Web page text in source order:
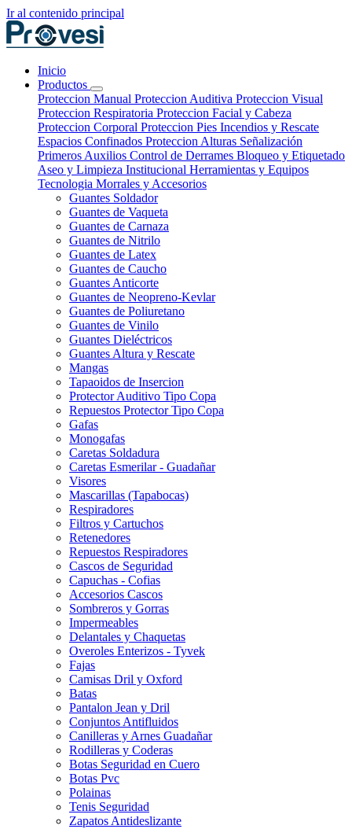
Ir al contenido principal
Inicio
Productos
Proteccion Manual Proteccion Auditiva Proteccion Visual
Proteccion Respiratoria Proteccion Facial y Cabeza
Proteccion Corporal Proteccion Pies Incendios y Rescate
Espacios Confinados Proteccion Alturas Señalización
Primeros Auxilios Control de Derrames Bloqueo y Etiquetado
Aseo y Limpieza Institucional Herramientas y Equipos
Tecnologia Morrales y Accesorios
Guantes Soldador
Guantes de Vaqueta
Guantes de Carnaza
Guantes de Nitrilo
Guantes de Latex
Guantes de Caucho
Guantes Anticorte
Guantes de Neopreno-Kevlar
Guantes de Poliuretano
Guantes de Vinilo
Guantes Dieléctricos
Guantes Altura y Rescate
Mangas
Tapaoidos de Insercion
Protector Auditivo Tipo Copa
Repuestos Protector Tipo Copa
Gafas
Monogafas
Caretas Soldadura
Caretas Esmerilar - Guadañar
Visores
Mascarillas (Tapabocas)
Respiradores
Filtros y Cartuchos
Retenedores
Repuestos Respiradores
Cascos de Seguridad
Capuchas - Cofias
Accesorios Cascos
Sombreros y Gorras
Impermeables
Delantales y Chaquetas
Overoles Enterizos - Tyvek
Fajas
Camisas Dril y Oxford
Batas
Pantalon Jean y Dril
Conjuntos Antifluidos
Canilleras y Arnes Guadañar
Rodilleras y Coderas
Botas Seguridad en Cuero
Botas Pvc
Polainas
Tenis Seguridad
Zapatos Antideslizante